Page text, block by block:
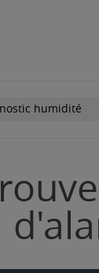
humidité